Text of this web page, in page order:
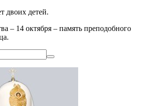
двоих детей.
– 14 октября – память преподобного